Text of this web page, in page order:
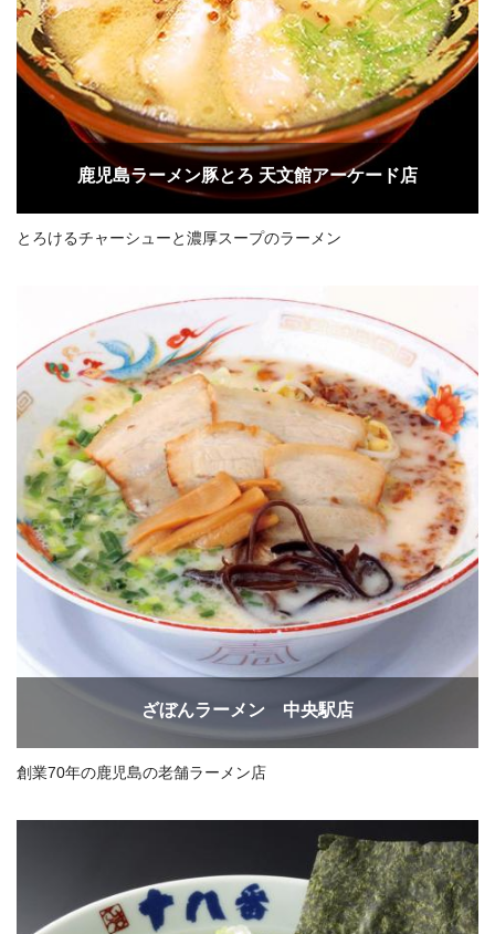
鹿児島ラーメン豚とろ 天文館アーケード店
とろけるチャーシューと濃厚スープのラーメン
ざぼんラーメン 中央駅店
創業70年の鹿児島の老舗ラーメン店